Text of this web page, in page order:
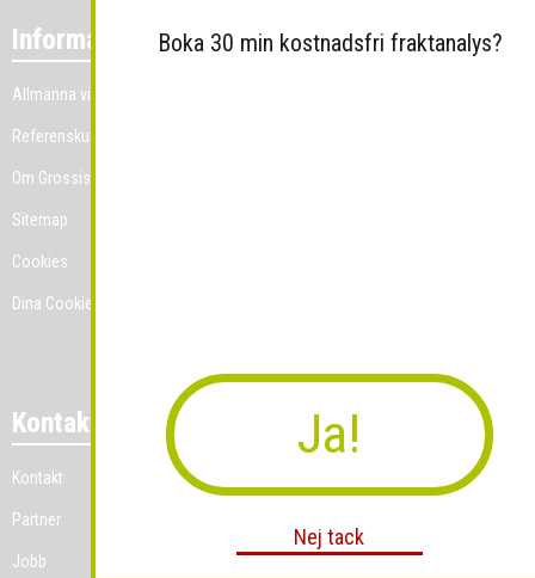
Information
Allmänna villkor
Referenskunder
Om Grossist.se
Sitemap
Cookies
Dina Cookie-prefenser
Kontakt
Kontakt
Partner
Jobb
Boka 30 min kostnadsfri fraktanalys?
Ja!
Nej tack